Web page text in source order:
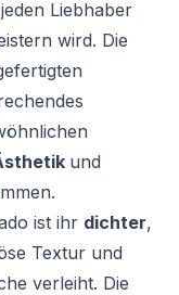
Liebhaber
wird. Die
und
ist ihr dichter,
Textur und
verleiht. Die